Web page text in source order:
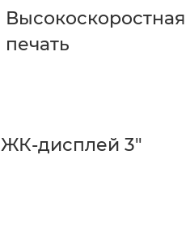
Высокоскоростная
печать
ЖК-дисплей 3"